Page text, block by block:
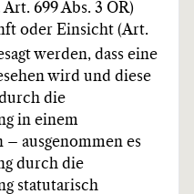
699 Abs. 3 OR)
oder Einsicht (Art.
werden, dass eine
wird und diese
die
in einem
– ausgenommen es
durch die
statutarisch